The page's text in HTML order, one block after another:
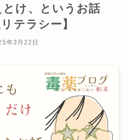
とけ、というお話
テラシー】
年3月22日